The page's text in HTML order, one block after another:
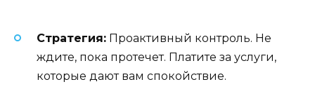
Стратегия: Проактивный контроль. Не
ждите, пока протечет. Платите за услуги,
которые дают вам спокойствие.